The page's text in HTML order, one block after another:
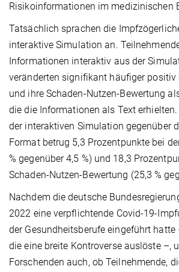
Risikoinformationen im medizinischen
Tatsächlich sprachen die
interaktive Simulation an.
Informationen interaktiv aus der
veränderten signifikant häufiger
und ihre Schaden-Nutzen-Bewertung
die die Informationen als Text erhielten.
der interaktiven Simulation gegenüber
Format betrug 5,3 Prozentpunkte bei
% gegenüber 4,5 %) und 18,3
Schaden-Nutzen-Bewertung (25,3 %
Nachdem die deutsche
2022 eine verpflichtende Covid-19-
der Gesundheitsberufe eingeführt
die eine breite Kontroverse auslöste –,
Forschenden auch, ob Teilnehmende,